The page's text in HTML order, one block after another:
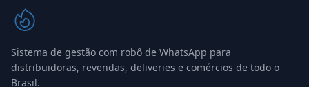
Sistema de gestão com robô de WhatsApp para
distribuidoras, revendas, deliveries e comércios de todo o
Brasil.